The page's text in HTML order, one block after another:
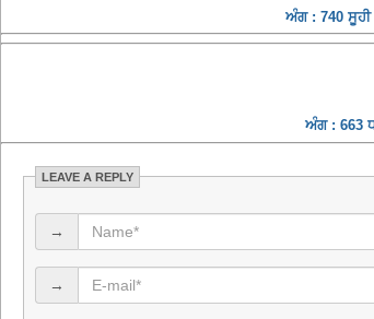
ਅੰਗ : 740 ਸੂਹੀ
ਅੰਗ : 663
LEAVE A REPLY
→
→